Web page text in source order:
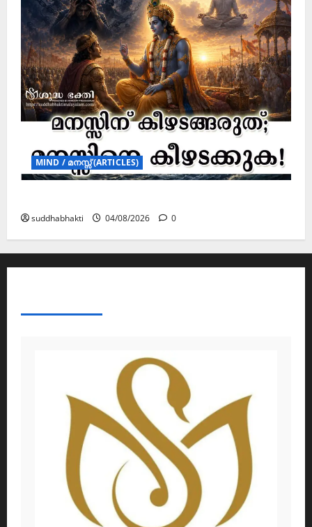
MIND / മനസ്സ് (ARTICLES)
suddhabhakti 04/08/2026 0